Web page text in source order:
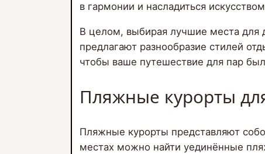
в гармонии и насладиться
В целом, выбирая лучшие места для
предлагают разнообразие стилей
чтобы ваше путешествие для пар
Пляжные курорты
Пляжные курорты представляют
местах можно найти уединённые